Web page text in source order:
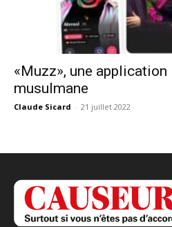
«Muzz», une
musulmane
Claude Sicard - 21 juillet 2022